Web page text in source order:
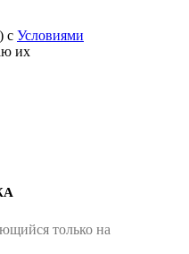
с Условиями
их
только на